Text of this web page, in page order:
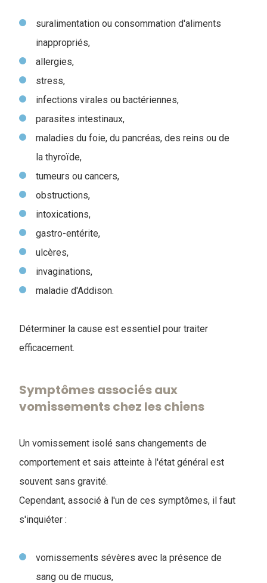
suralimentation ou consommation d'aliments
inappropriés,
allergies,
stress,
infections virales ou bactériennes,
parasites intestinaux,
maladies du foie, du pancréas, des reins ou de
la thyroïde,
tumeurs ou cancers,
obstructions,
intoxications,
gastro-entérite,
ulcères,
invaginations,
maladie d'Addison.
Déterminer la cause est essentiel pour traiter
efficacement.
Symptômes associés aux
vomissements chez les chiens
Un vomissement isolé sans changements de
comportement et sais atteinte à l'état général est
souvent sans gravité.
Cependant, associé à l'un de ces symptômes, il faut
s'inquiéter :
vomissements sévères avec la présence de
sang ou de mucus,